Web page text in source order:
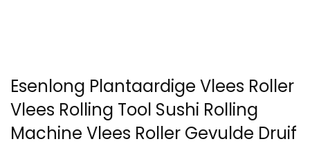
Esenlong Plantaardige Vlees Roller
Vlees Rolling Tool Sushi Rolling
Machine Vlees Roller Gevulde Druif